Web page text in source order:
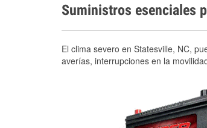
Suministros esenciales
El clima severo en Statesville, NC,
averías, interrupciones en la